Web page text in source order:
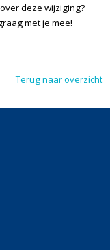
deze wijziging?
met je mee!
Terug naar overzicht